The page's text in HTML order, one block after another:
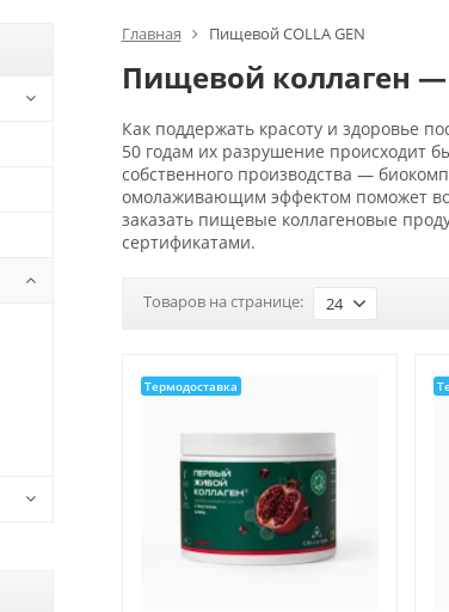
Главная Пищевой COLLA GEN
Пищевой коллаген —
Как поддержать красоту и здоровье
50 годам их разрушение происходит
собственного производства —
омолаживающим эффектом поможет
заказать пищевые коллагеновые
сертификатами.
Товаров на странице: 24
Термодоставка